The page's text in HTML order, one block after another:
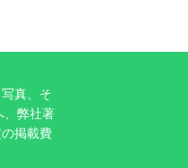
真、そ
、弊社著
掲載費